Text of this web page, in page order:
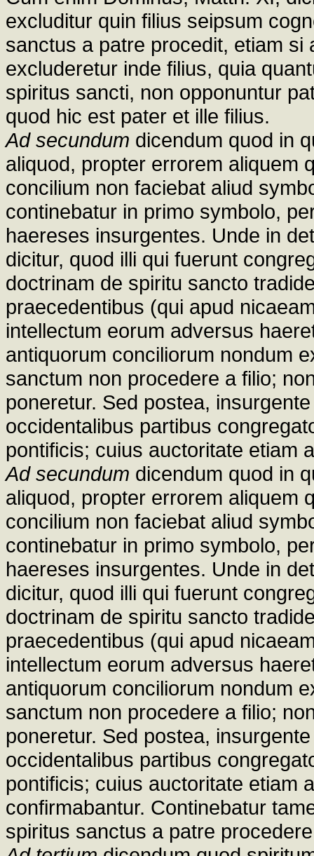
excluditur quin filius seipsum
sanctus a patre procedit, etiam
excluderetur inde filius, quia
spiritus sancti, non opponuntur
quod hic est pater et ille filius.
Ad secundum dicendum quod in
aliquod, propter errorem aliquem
concilium non faciebat aliud
continebatur in primo symbolo,
haereses insurgentes. Unde in
dicitur, quod illi qui fuerunt
doctrinam de spiritu sancto
praecedentibus (qui apud
intellectum eorum adversus
antiquorum conciliorum nondum
sanctum non procedere a filio;
poneretur. Sed postea,
occidentalibus partibus
pontificis; cuius auctoritate etiam
Ad secundum dicendum quod in
aliquod, propter errorem aliquem
concilium non faciebat aliud
continebatur in primo symbolo,
haereses insurgentes. Unde in
dicitur, quod illi qui fuerunt
doctrinam de spiritu sancto
praecedentibus (qui apud
intellectum eorum adversus
antiquorum conciliorum nondum
sanctum non procedere a filio;
poneretur. Sed postea,
occidentalibus partibus
pontificis; cuius auctoritate etiam
confirmabantur. Continebatur
spiritus sanctus a patre